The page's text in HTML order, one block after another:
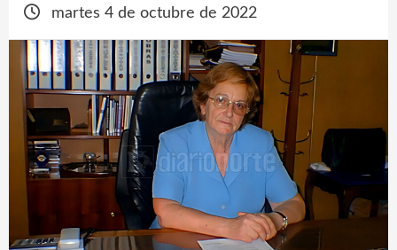
martes 4 de octubre de 2022